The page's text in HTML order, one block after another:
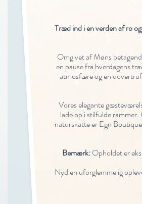
Træd ind i en verden af ro
Omgivet af Møns
en pause fra hverdagens
atmosfære og en
Vores elegante
lade op i stilfulde
naturskatte er Egn
Bemærk:Opholdet er
Nyd en uforglemmelig